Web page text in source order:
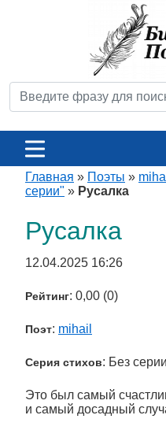
Главная » Поэты »
серии" » Русалка
Русалка
12.04.2025 16:26
Рейтинг: 0,00 (0)
Поэт: mihail
Серия стихов: Без серии
Это был самый
и самый досадный